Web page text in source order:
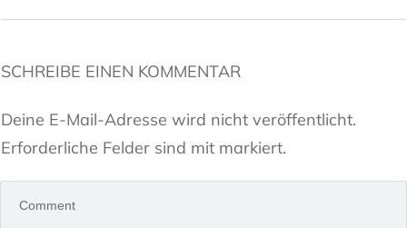
SCHREIBE EINEN KOMMENTAR
Deine E-Mail-Adresse wird nicht veröffentlicht.
Erforderliche Felder sind mit markiert.